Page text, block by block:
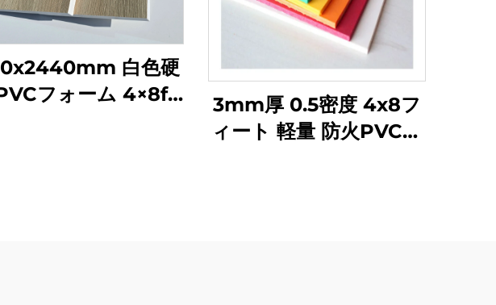
白色硬
フォーム 4×8ft
3mm厚 0.5密度 4x8フ
ィート 軽量 防火PVCフ